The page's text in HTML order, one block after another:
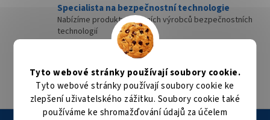
Tyto webové stránky používají soubory cookie.
Tyto webové stránky používají soubory cookie ke
zlepšení uživatelského zážitku. Soubory cookie také
používáme ke shromažďování údajů za účelem
Specialista na bezpečnostní technologie
Nabízíme produkty kvalitních výrobců bezpečnostních
technologií
Velké skladové zásoby
Přes 35 000 položek skladem